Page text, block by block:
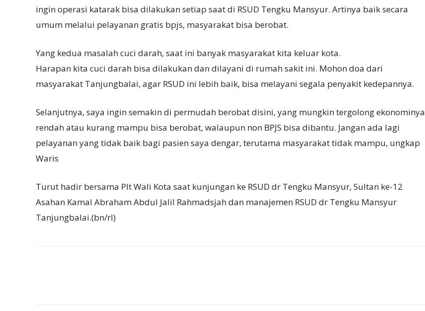
ingin operasi katarak bisa dilakukan setiap saat di RSUD Tengku Mansyur. Artinya baik secara
umum melalui pelayanan gratis bpjs, masyarakat bisa berobat.
Yang kedua masalah cuci darah, saat ini banyak masyarakat kita keluar kota.
Harapan kita cuci darah bisa dilakukan dan dilayani di rumah sakit ini. Mohon doa dari
masyarakat Tanjungbalai, agar RSUD ini lebih baik, bisa melayani segala penyakit kedepannya.
Selanjutnya, saya ingin semakin di permudah berobat disini, yang mungkin tergolong ekonominya
rendah atau kurang mampu bisa berobat, walaupun non BPJS bisa dibantu. Jangan ada lagi
pelayanan yang tidak baik bagi pasien saya dengar, terutama masyarakat tidak mampu, ungkap
Waris
Turut hadir bersama Plt Wali Kota saat kunjungan ke RSUD dr Tengku Mansyur, Sultan ke-12
Asahan Kamal Abraham Abdul Jalil Rahmadsjah dan manajemen RSUD dr Tengku Mansyur
Tanjungbalai.(bn/rl)